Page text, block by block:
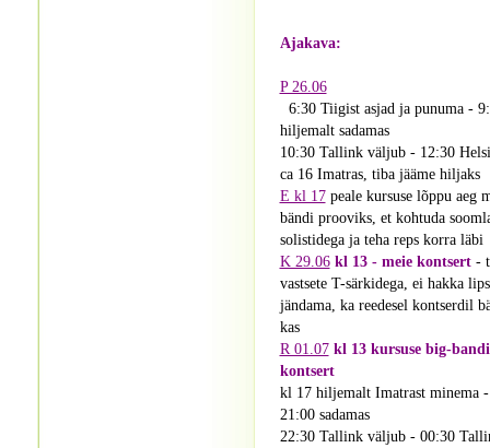
Ajakava:
P 26.06
6:30 Tiigist asjad ja punuma -
hiljemalt sadamas
10:30 Tallink väljub - 12:30
ca 16 Imatras, tiba jääme hiljaks
E kl 17peale kursuse lõppu aeg
bändi prooviks, et kohtuda
solistidega ja teha reps korra läbi
K 29.06kl 13 - meie kontsert-
vastsete T-särkidega, ei hakka
jändama, ka reedesel kontserdil
kas
R 01.07kl 13 kursuse big-
kontsert
kl 17 hiljemalt Imatrast minema
21:00 sadamas
22:30 Tallink väljub - 00:30